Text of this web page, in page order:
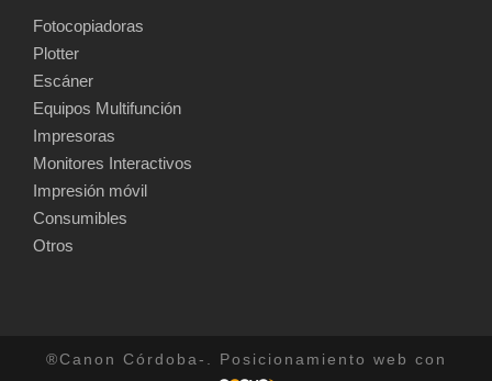
Fotocopiadoras
Plotter
Escáner
Equipos Multifunción
Impresoras
Monitores Interactivos
Impresión móvil
Consumibles
Otros
®Canon Córdoba-. Posicionamiento web con